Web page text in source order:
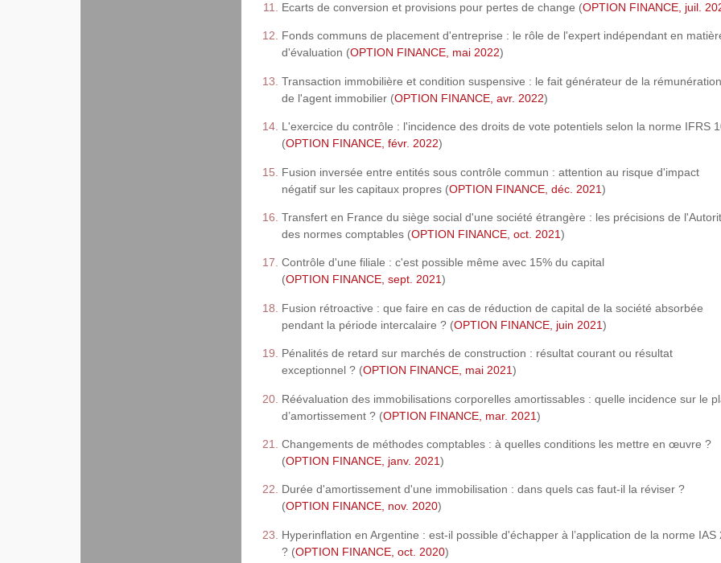
Ecarts de conversion et provisions pour pertes de change (OPTION FINANCE, juil.
Fonds communs de placement d'entreprise : le rôle de l'expert indépendant en
d'évaluation (OPTION FINANCE, mai 2022)
Transaction immobilière et condition suspensive : le fait générateur de la rémunération
de l'agent immobilier (OPTION FINANCE, avr. 2022)
L'exercice du contrôle : l'incidence des droits de vote potentiels selon la norme IFRS
(OPTION FINANCE, févr. 2022)
Fusion inversée entre entités sous contrôle commun : attention au risque d'impact
négatif sur les capitaux propres (OPTION FINANCE, déc. 2021)
Transfert en France du siège social d'une société étrangère : les précisions de
des normes comptables (OPTION FINANCE, oct. 2021)
Contrôle d'une filiale : c'est possible même avec 15% du capital
(OPTION FINANCE, sept. 2021)
Fusion rétroactive : que faire en cas de réduction de capital de la société absorbée
pendant la période intercalaire ? (OPTION FINANCE, juin 2021)
Pénalités de retard sur marchés de construction : résultat courant ou résultat
exceptionnel ? (OPTION FINANCE, mai 2021)
Réévaluation des immobilisations corporelles amortissables : quelle incidence sur le
d’amortissement ? (OPTION FINANCE, mar. 2021)
Changements de méthodes comptables : à quelles conditions les mettre en œuvre ?
(OPTION FINANCE, janv. 2021)
Durée d'amortissement d'une immobilisation : dans quels cas faut-il la réviser ?
(OPTION FINANCE, nov. 2020)
Hyperinflation en Argentine : est-il possible d'échapper à l’application de la norme IAS
? (OPTION FINANCE, oct. 2020)